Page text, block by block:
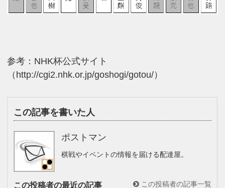
参考：NHK杯公式サイト
（http://cgi2.nhk.or.jp/goshogi/gotou/）
この記事を書いた人
ポストマン
棋戦やイベントの情報を届ける配達屋。
この投稿者の最近の記事 この投稿者の記事一覧